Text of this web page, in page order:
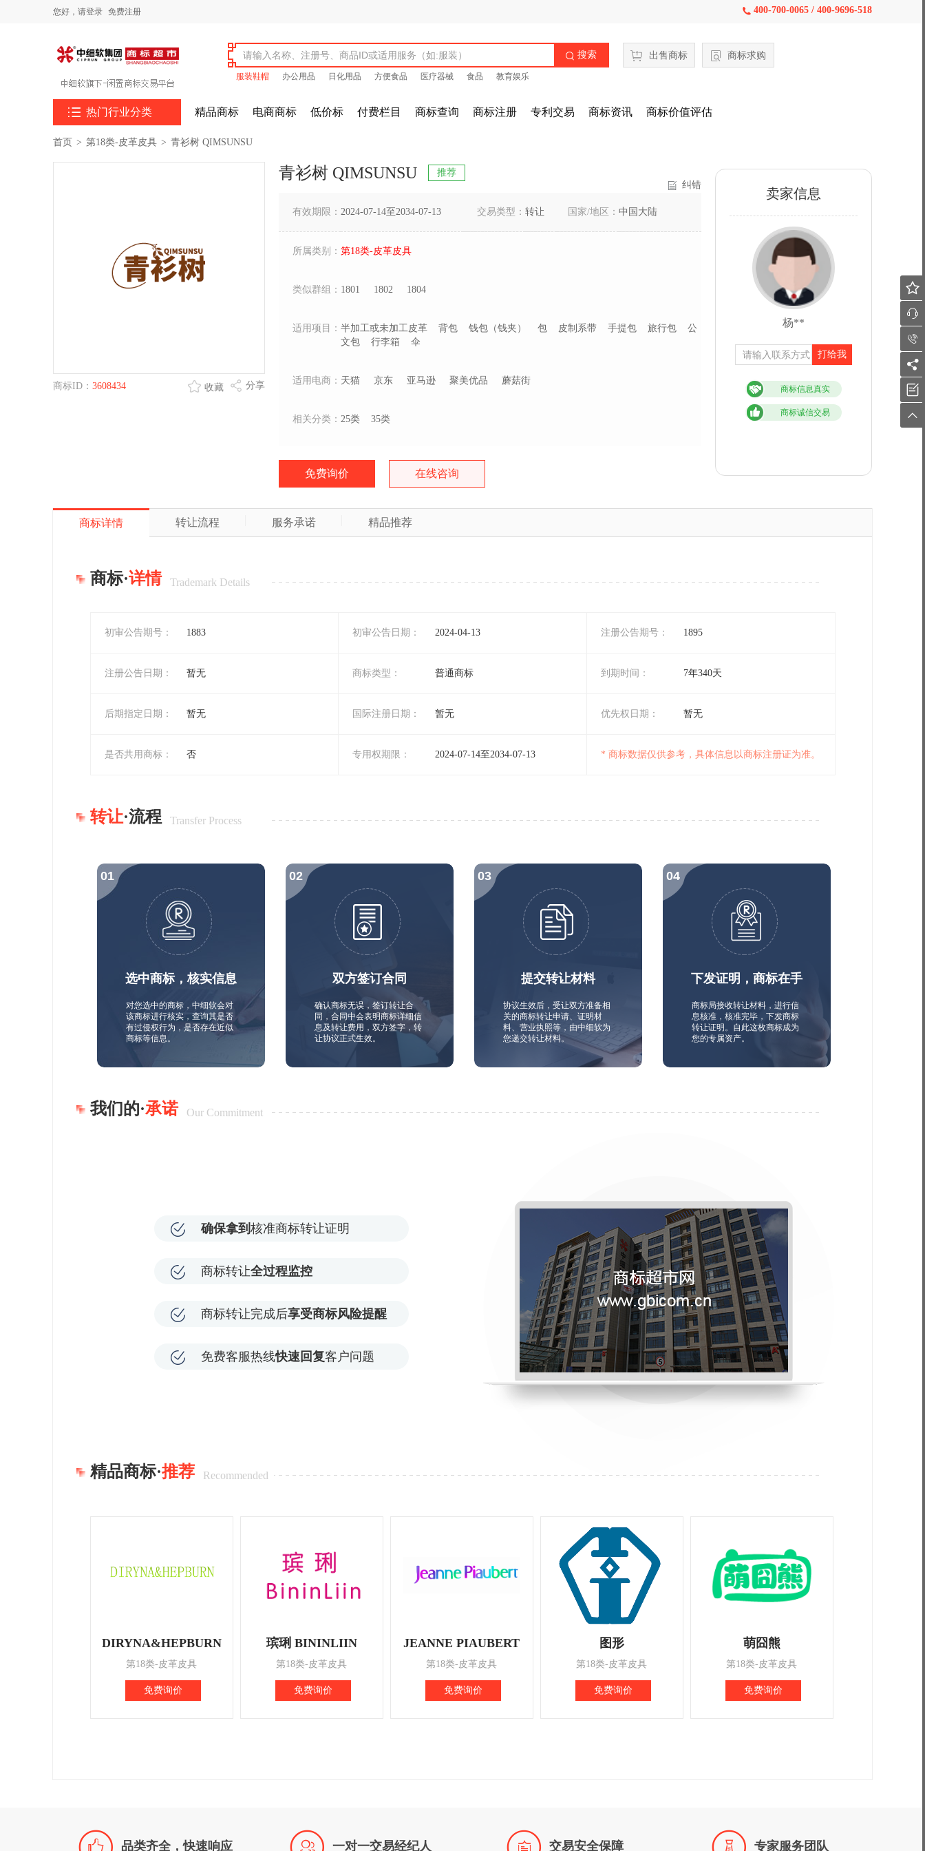
您好， 请登录 免费注册  400-700-0065 / 400-9696-518
 搜索
服装鞋帽 办公用品 日化用品 方便食品 医疗器械 食品 教育娱乐
出售商标 商标求购
 热门行业分类 精品商标 电商商标 低价标 付费栏目 商标查询 商标注册 专利交易 商标资讯 商标价值评估
首页 > 第18类-皮革皮具 > 青衫树 QIMSUNSU
商标ID： 3608434 分享
收藏
青衫树 QIMSUNSU
推荐
纠错
有效期限： 2024-07-14至2034-07-13 交易类型： 转让 国家/地区： 中国大陆
所属类别： 第18类-皮革皮具
类似群组： 1801 1802 1804
适用项目： 半加工或未加工皮革 背包 钱包（钱夹） 包 皮制系带 手提包 旅行包
公
文包
行李箱 伞
适用电商： 天猫 京东 亚马逊 聚美优品 蘑菇街
相关分类： 25类 35类
免费询价 在线咨询
卖家信息
杨**
打给我
商标信息真实
商标诚信交易
商标详情 转让流程 服务承诺 精品推荐
商标·详情 Trademark Details
初审公告期号： 1883 初审公告日期： 2024-04-13 注册公告期号： 1895
注册公告日期： 暂无 商标类型： 普通商标 到期时间： 7年340天
后期指定日期： 暂无 国际注册日期： 暂无 优先权日期： 暂无
是否共用商标： 否 专用权期限： 2024-07-14至2034-07-13 * 商标数据仅供参考，具体信息以商标注册证为准。
转让·流程 Transfer Process
选中商标，核实信息
对您选中的商标，中细软会对
该商标进行核实，查询其是否
有过侵权行为，是否存在近似
商标等信息。
双方签订合同
确认商标无误，签订转让合
同，合同中会表明商标详细信
息及转让费用，双方签字，转
让协议正式生效。
提交转让材料
协议生效后，受让双方准备相
关的商标转让申请、证明材
料、营业执照等，由中细软为
您递交转让材料。
下发证明，商标在手
商标局接收转让材料，进行信
息核准，核准完毕，下发商标
转让证明。自此这枚商标成为
您的专属资产。
我们的·承诺 Our Commitment
确保拿到 核准商标转让证明
商标转让全过程监控
商标转让完成后享受商标风险提醒
免费客服热线快速回复客户问题
精品商标·推荐 Recommended
DIRYNA&HEPBURN
第18类-皮革皮具
免费询价
瑸琍 BININLIIN
第18类-皮革皮具
免费询价
JEANNE PIAUBERT
第18类-皮革皮具
免费询价
图形
第18类-皮革皮具
免费询价
萌囧熊
第18类-皮革皮具
免费询价
品类齐全，快速响应 一对一交易经纪人 交易安全保障 专家服务团队





